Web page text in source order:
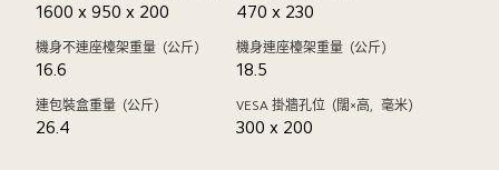
1600 x 950 x 200 470 x 230
機身不連座檯架重量（公斤）
16.6
機身連座檯架重量（公斤）
18.5
連包裝盒重量（公斤）
26.4
VESA 掛牆孔位（闊×高，毫米）
300 x 200